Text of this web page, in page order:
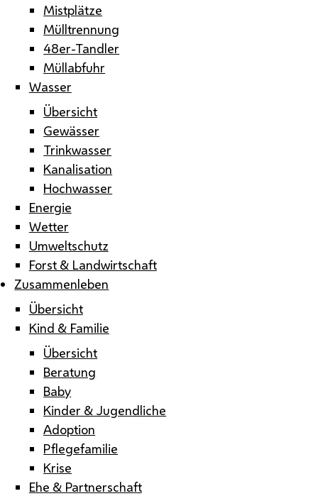
Mistplätze
Mülltrennung
48er-Tandler
Müllabfuhr
Wasser
Übersicht
Gewässer
Trinkwasser
Kanalisation
Hochwasser
Energie
Wetter
Umweltschutz
Forst & Landwirtschaft
Zusammenleben
Übersicht
Kind & Familie
Übersicht
Beratung
Baby
Kinder & Jugendliche
Adoption
Pflegefamilie
Krise
Ehe & Partnerschaft